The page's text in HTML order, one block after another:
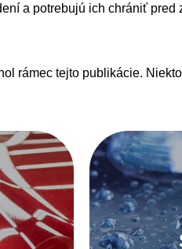
a potrebujú ich chrániť
rámec tejto publikácie.